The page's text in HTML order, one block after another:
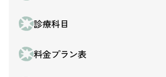
診療科目
料金プラン表